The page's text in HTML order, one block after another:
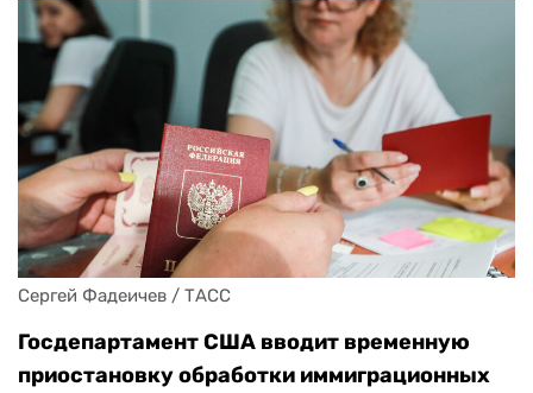
Сергей Фадеичев / ТАСС
Госдепартамент США вводит временную
приостановку обработки иммиграционных